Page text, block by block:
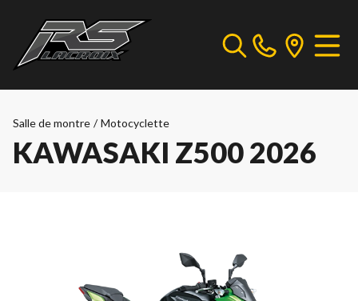
Salle de montre / Motocyclette
KAWASAKI Z500 2026